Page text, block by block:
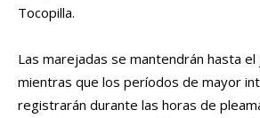
Tocopilla.
Las marejadas se mantendrán hasta
mientras que los períodos de mayor
registrarán durante las horas de